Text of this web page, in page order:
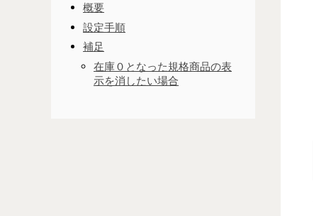
概要
設定手順
補足
在庫０となった規格商品の表
示を消したい場合